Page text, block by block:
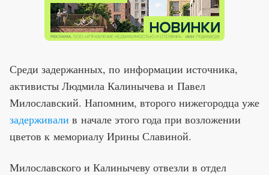
Среди задержанных, по информации источника,
активисты Людмила Калинычева и Павел
Милославский. Напомним, второго нижегородца уже
задерживали в начале этого года при возложении
цветов к мемориалу Ирины Славиной.
Милославского и Калинычеву отвезли в отдел